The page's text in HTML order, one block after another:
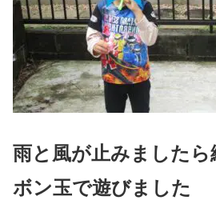
雨と風が止みましたら
ボン玉で遊びました